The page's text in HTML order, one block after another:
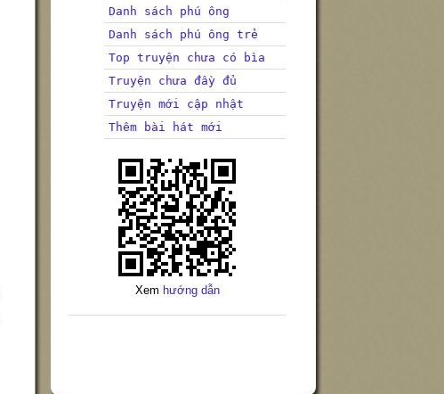
Danh sách phú ông
Danh sách phú ông trẻ
Top truyện chưa có bìa
Truyện chưa đầy đủ
Truyện mới cập nhật
Thêm bài hát mới
Xem hướng dẫn